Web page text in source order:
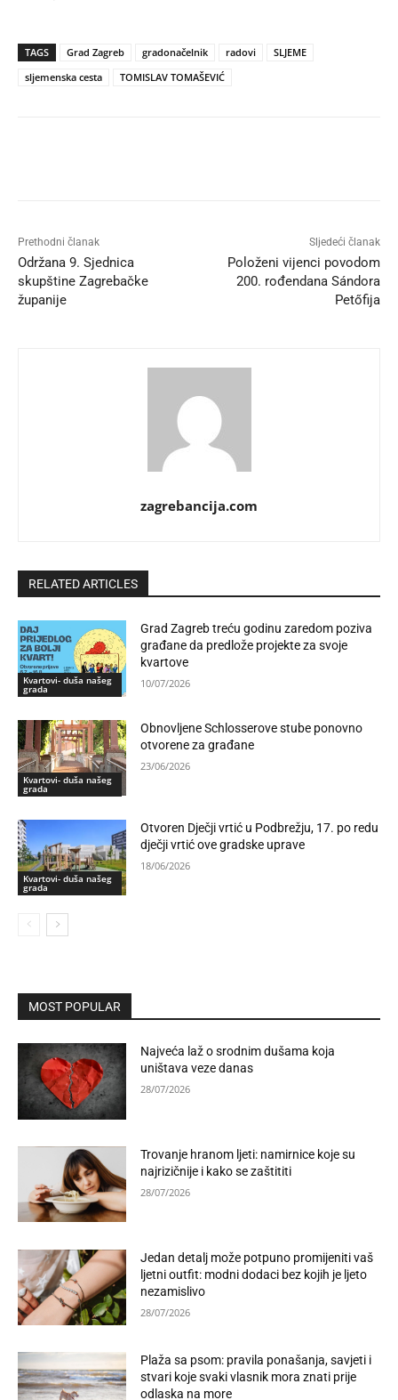
TAGS Grad Zagreb gradonačelnik radovi
SLJEME
sljemenska cesta
TOMISLAV TOMAŠEVIĆ
Prethodni članak
Održana 9. Sjednica
skupštine Zagrebačke
županije
Sljedeći članak
Položeni vijenci povodom
200. rođendana Sándora
Petőfija
zagrebancija.com
RELATED ARTICLES
Kvartovi- duša našeg
grada
Grad Zagreb treću godinu zaredom poziva
građane da predlože projekte za svoje
kvartove
10/07/2026
Kvartovi- duša našeg
grada
Obnovljene Schlosserove stube ponovno
otvorene za građane
23/06/2026
Kvartovi- duša našeg
grada
Otvoren Dječji vrtić u Podbrežju, 17. po redu
dječji vrtić ove gradske uprave
18/06/2026
MOST POPULAR
Najveća laž o srodnim dušama koja
uništava veze danas
28/07/2026
Trovanje hranom ljeti: namirnice koje su
najrizičnije i kako se zaštititi
28/07/2026
Jedan detalj može potpuno promijeniti vaš
ljetni outfit: modni dodaci bez kojih je ljeto
nezamislivo
28/07/2026
Plaža sa psom: pravila ponašanja, savjeti i
stvari koje svaki vlasnik mora znati prije
odlaska na more